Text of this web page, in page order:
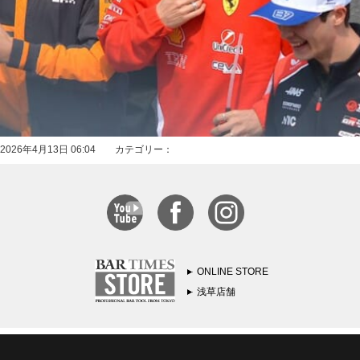
2026年4月13日 06:04 カテゴリー：
ONLINE STORE
浅草店舗